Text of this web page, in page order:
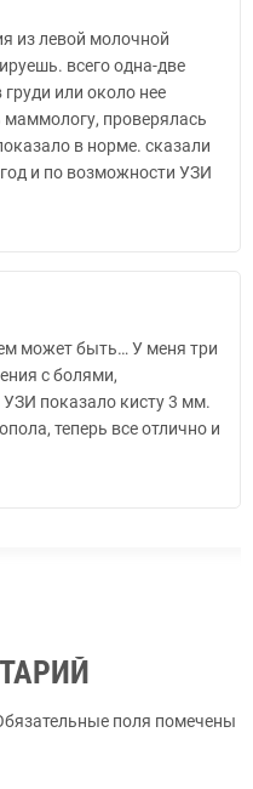
из левой молочной
всего одна-две
или около нее
проверялась
в норме. сказали
и по возможности УЗИ
может быть… У меня три
с болями,
показало кисту 3 мм.
теперь все отлично и
поля помечены